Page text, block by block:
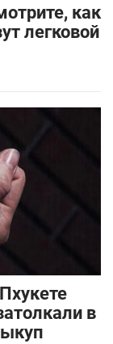
как
легковой
в